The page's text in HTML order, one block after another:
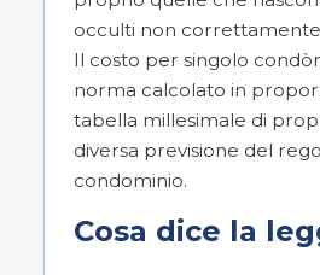
occulti non
Il costo per singolo
norma calcolato in
tabella millesimale di
diversa previsione del
condominio.
Cosa dice la